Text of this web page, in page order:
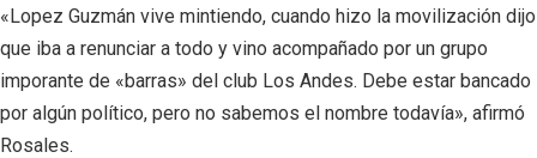
«Lopez Guzmán vive mintiendo, cuando hizo la movilización dijo
que iba a renunciar a todo y vino acompañado por un grupo
imporante de «barras» del club Los Andes. Debe estar bancado
por algún político, pero no sabemos el nombre todavía», afirmó
Rosales.